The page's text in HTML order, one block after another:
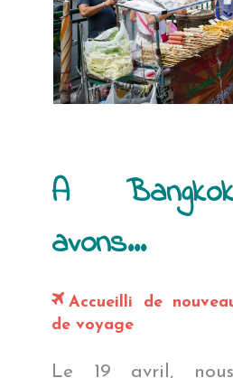
A
avons…
Accueilli de
de voyage
Le 19 avril,